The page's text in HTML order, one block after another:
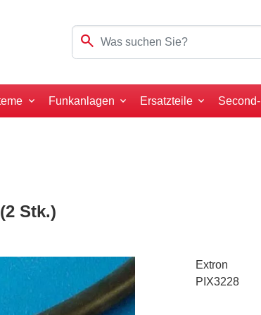
search
Funkanlagen Ersatzteile
Stk.)
Extron
PIX3228